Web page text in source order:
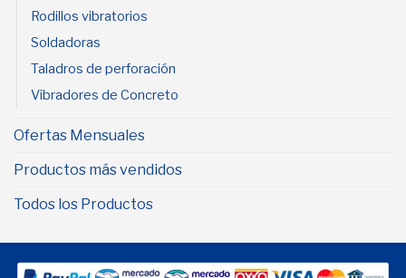
Rodillos vibratorios
Soldadoras
Taladros de perforación
Vibradores de Concreto
Ofertas Mensuales
Productos más vendidos
Todos los Productos